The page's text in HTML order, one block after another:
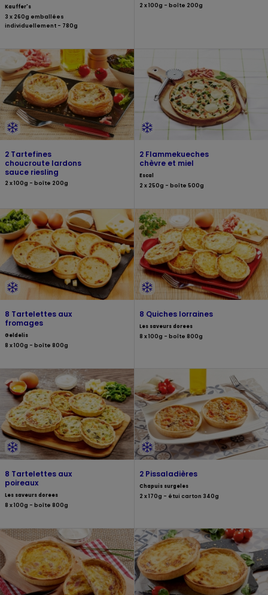
Kauffer's
3 x 260g emballées
individuellement - 780g
2 x 100g - boîte 200g
2 Tartefines
choucroute lardons
sauce riesling
2 x 100g - boîte 200g
2 Flammekueches
chèvre et miel
Escal
2 x 250g - boîte 500g
8 Tartelettes aux
fromages
Geldelis
8 x 100g - boîte 800g
8 Quiches lorraines
Les saveurs dorees
8 x 100g - boîte 800g
8 Tartelettes aux
poireaux
Les saveurs dorees
8 x 100g - boîte 800g
2 Pissaladières
Chapuis surgeles
2 x 170g - étui carton 340g